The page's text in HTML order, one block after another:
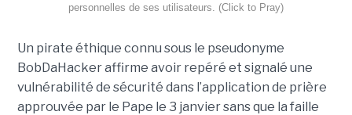
personnelles de ses utilisateurs. (Click to Pray)
Un pirate éthique connu sous le pseudonyme
BobDaHacker affirme avoir repéré et signalé une
vulnérabilité de sécurité dans l’application de prière
approuvée par le Pape le 3 janvier sans que la faille